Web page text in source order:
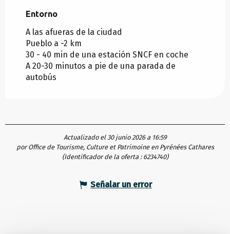
Entorno
Entorno
A las afueras de la ciudad
Pueblo a -2 km
30 - 40 min de una estación SNCF en coche
A 20-30 minutos a pie de una parada de
autobús
Actualizado el 30 junio 2026 a 16:59
por Office de Tourisme, Culture et Patrimoine en Pyrénées Cathares
(Identificador de la oferta : 6234740)
Señalar un error